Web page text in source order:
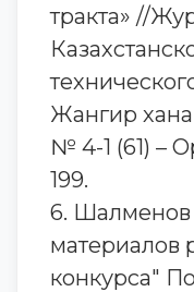
тракта» //
Жангир хана
№ 4-1 (61) –
199.
6.
материалов
конкурса"